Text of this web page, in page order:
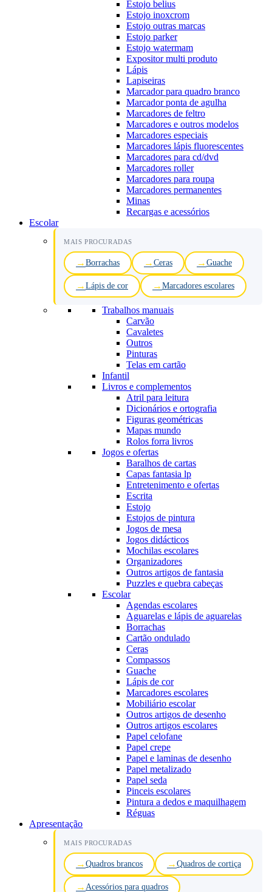
Estojo belius
Estojo inoxcrom
Estojo outras marcas
Estojo parker
Estojo watermam
Expositor multi produto
Lápis
Lapiseiras
Marcador para quadro branco
Marcador ponta de agulha
Marcadores de feltro
Marcadores e outros modelos
Marcadores especiais
Marcadores lápis fluorescentes
Marcadores para cd/dvd
Marcadores roller
Marcadores para roupa
Marcadores permanentes
Minas
Recargas e acessórios
Escolar
MAIS PROCURADAS
Borrachas Ceras Guache
Lápis de cor Marcadores escolares
Trabalhos manuais
Carvão
Cavaletes
Outros
Pinturas
Telas em cartão
Infantil
Livros e complementos
Atril para leitura
Dicionários e ortografia
Figuras geométricas
Mapas mundo
Rolos forra livros
Jogos e ofertas
Baralhos de cartas
Capas fantasia lp
Entretenimento e ofertas
Escrita
Estojo
Estojos de pintura
Jogos de mesa
Jogos didácticos
Mochilas escolares
Organizadores
Outros artigos de fantasia
Puzzles e quebra cabeças
Escolar
Agendas escolares
Aguarelas e lápis de aguarelas
Borrachas
Cartão ondulado
Ceras
Compassos
Guache
Lápis de cor
Marcadores escolares
Mobiliário escolar
Outros artigos de desenho
Outros artigos escolares
Papel celofane
Papel crepe
Papel e laminas de desenho
Papel metalizado
Papel seda
Pinceis escolares
Pintura a dedos e maquilhagem
Réguas
Apresentação
MAIS PROCURADAS
Quadros brancos Quadros de cortiça
Acessórios para quadros